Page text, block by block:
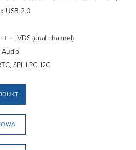
USB 2.0
+ LVDS (dual channel)
Audio
SPI, LPC, I2C